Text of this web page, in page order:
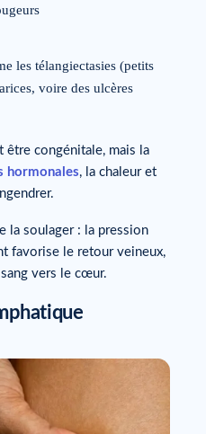
les télangiectasies (petits
voire des ulcères
être congénitale, mais la
hormonales, la chaleur et
la soulager : la pression
favorise le retour veineux,
vers le cœur.